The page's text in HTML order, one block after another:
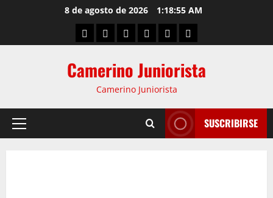
8 de agosto de 2026 1:18:56 AM
Camerino Juniorista
Camerino Juniorista
SUSCRIBIRSE